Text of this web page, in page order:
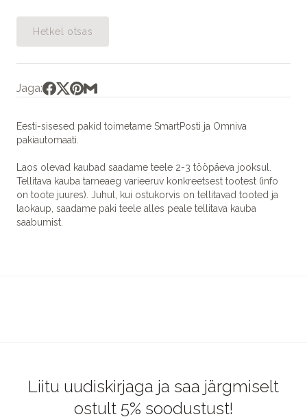
Hetkel otsas
Jaga:
Eesti-sisesed pakid toimetame SmartPosti ja Omniva
pakiautomaati.
Laos olevad kaubad saadame teele 2-3 tööpäeva jooksul.
Tellitava kauba tarneaeg varieeruv konkreetsest tootest (info
on toote juures). Juhul, kui ostukorvis on tellitavad tooted ja
laokaup, saadame paki teele alles peale tellitava kauba
saabumist.
Liitu uudiskirjaga ja saa järgmiselt
ostult 5% soodustust!